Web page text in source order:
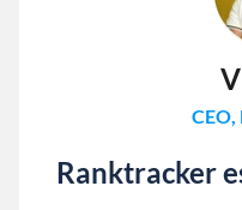
CEO,
Ranktracker